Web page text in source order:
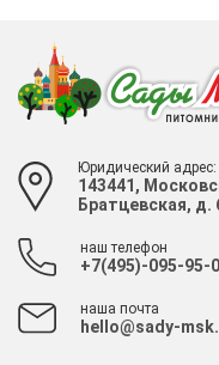
Юридический адрес:
143441,
Братцевская, д.
наш телефон
+7(495)-095-95-
наша почта
hello@sady-